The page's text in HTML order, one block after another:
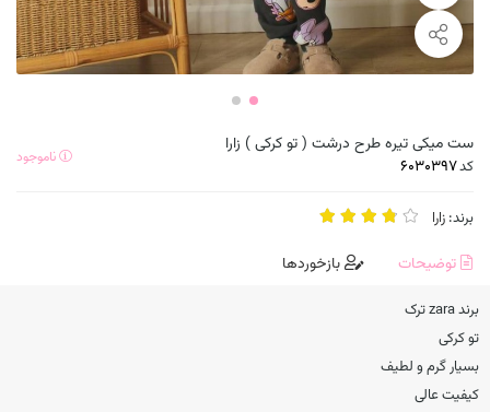
ست میکی تیره طرح درشت ( تو کرکی ) زارا
کد ناموجود
برند: زارا
توضیحات بازخوردها
برند zara ترک
تو کرکی
بسیار گرم و لطیف
کیفیت عالی